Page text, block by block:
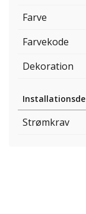
Farve
Farvekode
Dekoration
Strømkrav